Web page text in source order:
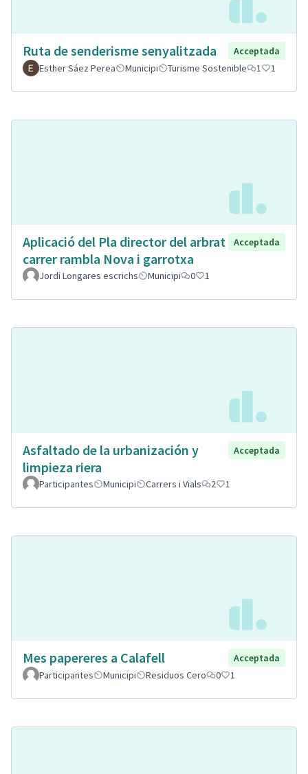
Ruta de senderisme senyalitzada
Acceptada
Esther Sáez Perea
Municipi Turisme Sostenible 1 1
Aplicació del Pla director del arbrat
carrer rambla Nova i garrotxa
Acceptada
Jordi Longares escrichs Municipi 0 1
Asfaltado de la urbanización y
limpieza riera
Acceptada
Participantes Municipi Carrers i Vials 2 1
Mes papereres a Calafell
Acceptada
Participantes
Municipi Residuos Cero 0 1